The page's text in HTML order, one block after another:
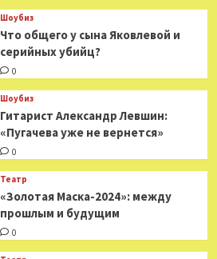
Шоубиз
Что общего у сына Яковлевой и
серийных убийц?
0
Шоубиз
Гитарист Александр Левшин:
«Пугачева уже не вернется»
0
Театр
«Золотая Маска-2024»: между
прошлым и будущим
0